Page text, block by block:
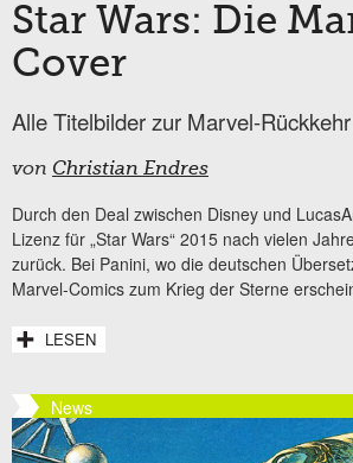
Star Wars: Die
Cover
Alle Titelbilder zur Marvel-
von Christian Endres
Durch den Deal zwischen Disney und
Lizenz für „Star Wars“ 2015 nach vielen
zurück. Bei Panini, wo die deutschen
Marvel-Comics zum Krieg der Sterne
LESEN
News